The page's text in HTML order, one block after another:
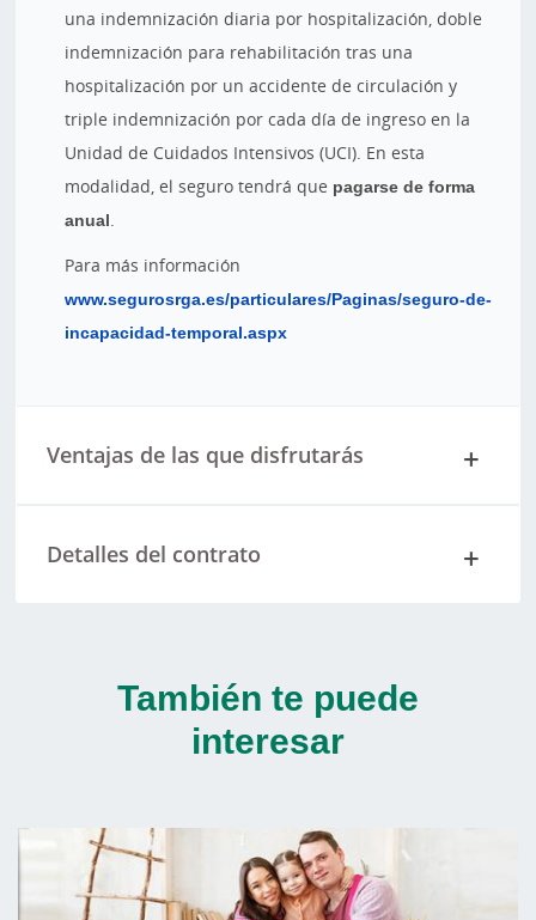
una indemnización diaria por hospitalización, doble
indemnización para rehabilitación tras una
hospitalización por un accidente de circulación y
triple indemnización por cada día de ingreso en la
Unidad de Cuidados Intensivos (UCI). En esta
modalidad, el seguro tendrá que pagarse de forma
anual.
Para más información
www.segurosrga.es/particulares/Paginas/seguro-de-
incapacidad-temporal.aspx
Ventajas de las que disfrutarás
Detalles del contrato
También te puede
interesar